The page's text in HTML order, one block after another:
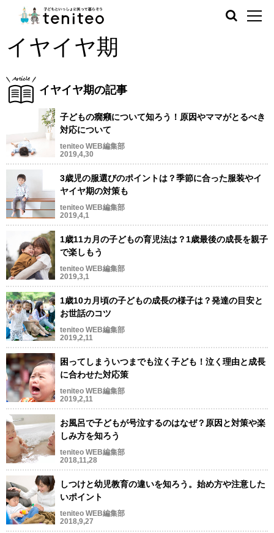
イヤイヤ期
イヤイヤ期の記事
子どもの癇癪について知ろう！原因やママがとるべき
対応について
teniteo WEB編集部
2019,4,30
3歳児の服選びのポイントは？季節に合った服装やイ
ヤイヤ期の対策も
teniteo WEB編集部
2019,4,1
1歳11カ月の子どもの育児法は？1歳最後の成長を親子
で楽しもう
teniteo WEB編集部
2019,3,1
1歳10カ月頃の子どもの成長の様子は？発達の目安と
お世話のコツ
teniteo WEB編集部
2019,2,11
困ってしまういつまでも泣く子ども！泣く理由と成長
に合わせた対応策
teniteo WEB編集部
2019,2,11
お風呂で子どもが号泣するのはなぜ？原因と対策や楽
しみ方を知ろう
teniteo WEB編集部
2018,11,28
しつけと幼児教育の違いを知ろう。始め方や注意した
いポイント
teniteo WEB編集部
2018,9,27